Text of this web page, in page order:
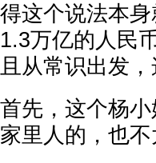
得这个说法本
1.3万亿的人民
且从常识出发
首先，这个杨
家里人的，也不